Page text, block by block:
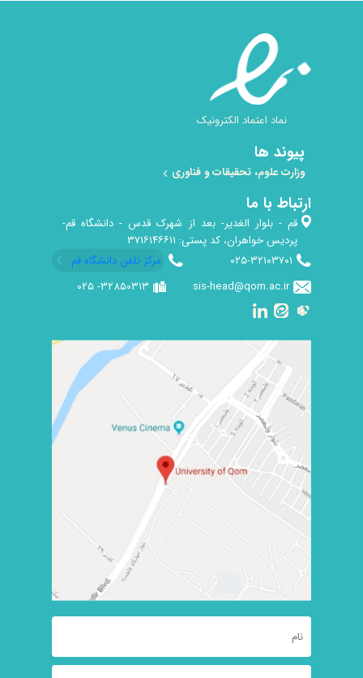
نماد اعتماد الکترونیک
پیوند ها
وزارت علوم، تحقیقات و فناوری
ارتباط با ما
قم - بلوار الغدیر- بعد از شهرک قدس - دانشگاه قم-
پردیس خواهران، کد پستی: ۳۷۱۶۱۴۶۶۱۱
۰۲۵-۳۲۱۰۳۷۰۱
مرکز تلفن دانشگاه قم
sis-head@qom.ac.ir
۳۲۸۵۰۳۱۳-​ ۰۲۵